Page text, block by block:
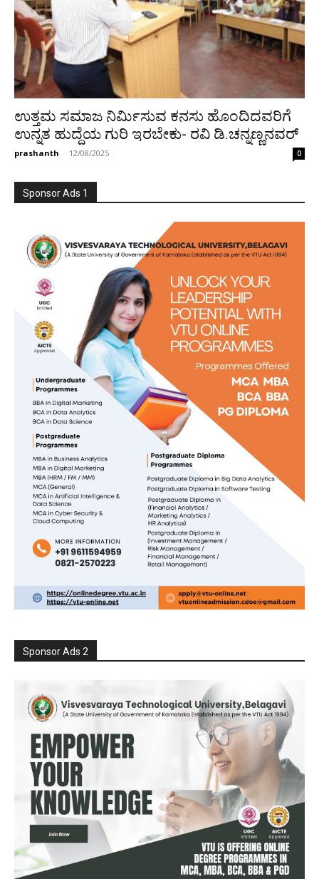
ಉತ್ತಮ ಸಮಾಜ ನಿರ್ಮಿಸುವ ಕನಸು ಹೊಂದಿದವರಿಗೆ
ಉನ್ನತ ಹುದ್ದೆಯ ಗುರಿ ಇರಬೇಕು- ರವಿ ಡಿ.ಚನ್ನಣ್ಣನವ‌ರ್
prashanth - 12/08/2025 0
Sponsor Ads 1
Sponsor Ads 2